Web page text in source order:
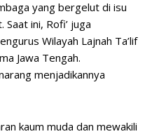
yang bergelut di isu
ini, Rofi’ juga
Wilayah Lajnah Ta’lif
Jawa Tengah.
menjadikannya
kaum muda dan mewakili